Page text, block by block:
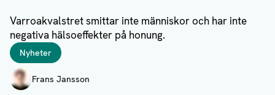
Varroakvalstret smittar inte människor och har inte
negativa hälsoeffekter på honung.
Taggar
Nyheter
Författare
Frans Jansson